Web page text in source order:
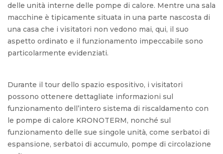
delle unità interne delle pompe di calore. Mentre una sala
macchine è tipicamente situata in una parte nascosta di
una casa che i visitatori non vedono mai, qui, il suo
aspetto ordinato e il funzionamento impeccabile sono
particolarmente evidenziati.
Durante il tour dello spazio espositivo, i visitatori
possono ottenere dettagliate informazioni sul
funzionamento dell’intero sistema di riscaldamento con
le pompe di calore KRONOTERM, nonché sul
funzionamento delle sue singole unità, come serbatoi di
espansione, serbatoi di accumulo, pompe di circolazione